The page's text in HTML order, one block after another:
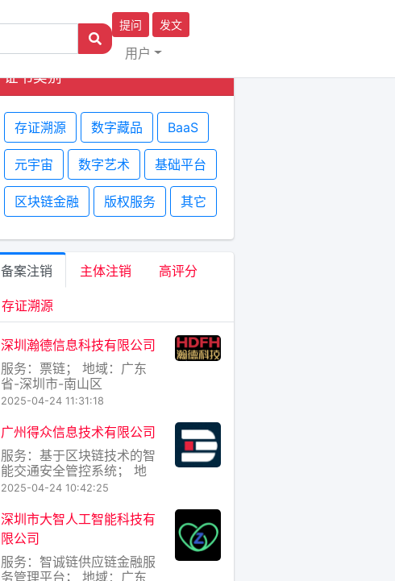
提问 发文
用户
证书类别
存证溯源 数字藏品 BaaS
元宇宙 数字艺术 基础平台
区块链金融 版权服务 其它
备案注销 主体注销 高评分
存证溯源
深圳瀚德信息科技有限公司
服务：票链； 地域：广东
省-深圳市-南山区
2025-04-24 11:31:18
广州得众信息技术有限公司
服务：基于区块链技术的智
能交通安全管控系统； 地
域：广东省-广州市-黄埔区
2025-04-24 10:42:25
深圳市大智人工智能科技有
限公司
服务：智诚链供应链金融服
务管理平台； 地域：广东